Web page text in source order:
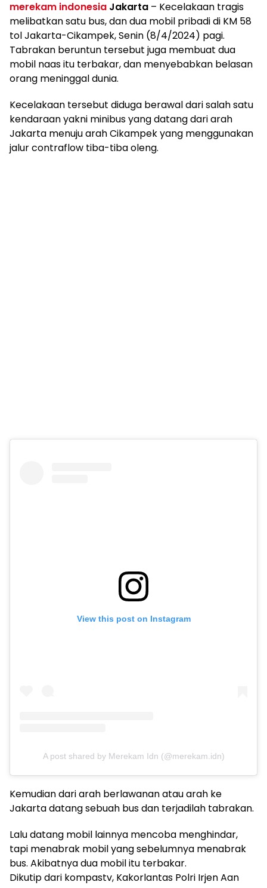
merekam indonesia Jakarta – Kecelakaan tragis
melibatkan satu bus, dan dua mobil pribadi di KM 58
tol Jakarta-Cikampek, Senin (8/4/2024) pagi.
Tabrakan beruntun tersebut juga membuat dua
mobil naas itu terbakar, dan menyebabkan belasan
orang meninggal dunia.
Kecelakaan tersebut diduga berawal dari salah satu
kendaraan yakni minibus yang datang dari arah
Jakarta menuju arah Cikampek yang menggunakan
jalur contraflow tiba-tiba oleng.
View this post on Instagram
A post shared by Merekam Idn (@merekam.idn)
Kemudian dari arah berlawanan atau arah ke
Jakarta datang sebuah bus dan terjadilah tabrakan.
Lalu datang mobil lainnya mencoba menghindar,
tapi menabrak mobil yang sebelumnya menabrak
bus. Akibatnya dua mobil itu terbakar.
Dikutip dari kompastv, Kakorlantas Polri Irjen Aan